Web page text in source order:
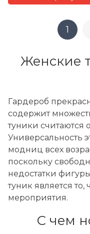
1
Женские
Гардероб
содержит
туники считаются
Универсальность
модниц всех
поскольку
недостатки
туник является
мероприятия.
С чем